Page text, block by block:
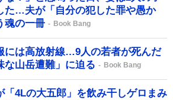
た…夫が「自分の犯した罪や愚か
魂の一冊
Book Bang
には高放射線…9人の若者が死んだ
な山岳遭難」に迫る
Book Bang
「4Lの大五郎」を飲み干しゲロまみ